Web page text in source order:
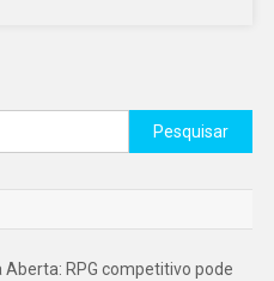
Pesquisar
por:
RPG competitivo pode